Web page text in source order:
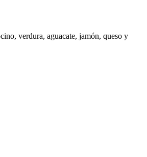
verdura, aguacate, jamón, queso y